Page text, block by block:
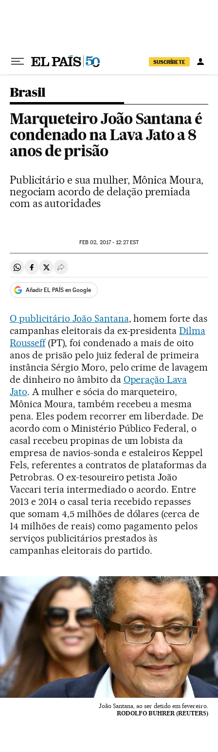
SUSCRÍBETE
Brasil
Marqueteiro João Santana é
condenado na Lava Jato a 8
anos de prisão
Publicitário e sua mulher, Mônica Moura,
negociam acordo de delação premiada
com as autoridades
FEB 02, 2017 - 12:27EST
Compartir en Whatsapp
Compartir en Facebook
Compartir en Twitter
Desplegar Redes Sociales
Añadir EL PAÍS en Google
O publicitário João Santana, homem forte das
campanhas eleitorais da ex-presidentaDilma
Rousseff(PT), foi condenado a mais de oito
anos de prisão pelo juiz federal de primeira
instância Sérgio Moro, pelo crime de lavagem
de dinheiro no âmbito da Operação Lava
Jato. A mulher e sócia do marqueteiro,
Mônica Moura, também recebeu a mesma
pena. Eles podem recorrer em liberdade. De
acordo com o Ministério Público Federal, o
casal recebeu propinas de um lobista da
empresa de navios-sonda e estaleiros Keppel
Fels, referentes a contratos de plataformas da
Petrobras. O ex-tesoureiro petista João
Vaccari teria intermediado o acordo. Entre
2013 e 2014 o casal teria recebido repasses
que somam 4,5 milhões de dólares (cerca de
14 milhões de reais) como pagamento pelos
serviços publicitários prestados às
campanhas eleitorais do partido.
João Santana, ao ser detido em fevereiro.
RODOLFO BUHRER (REUTERS)